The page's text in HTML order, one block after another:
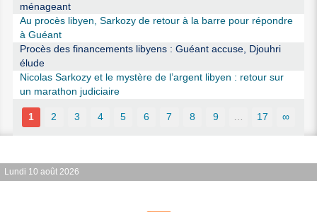
ménageant
Au procès libyen, Sarkozy de retour à la barre pour répondre
à Guéant
Procès des financements libyens : Guéant accuse, Djouhri
élude
Nicolas Sarkozy et le mystère de l’argent libyen : retour sur
un marathon judiciaire
1 2 3 4 5 6 7 8 9 17 ∞
Lundi 10 août 2026